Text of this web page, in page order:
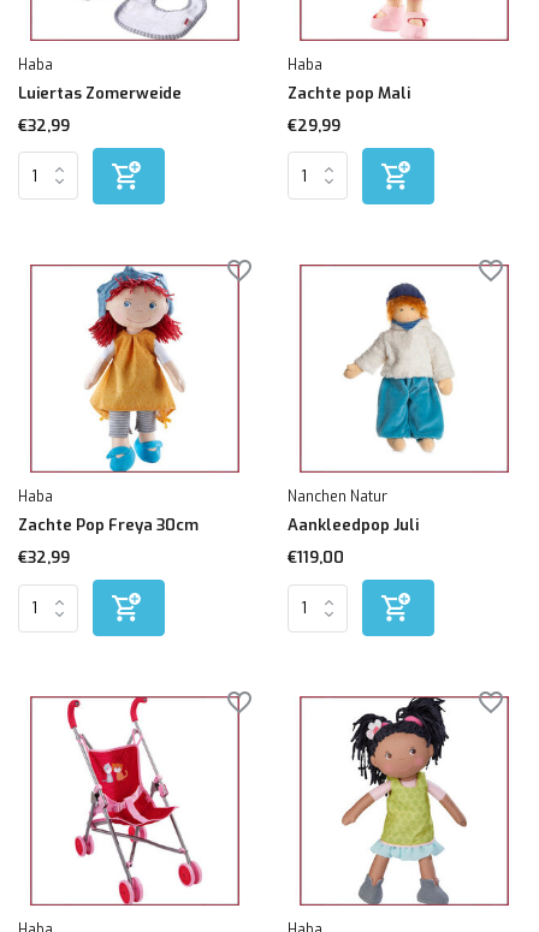
Haba
Luiertas Zomerweide
€32,99
Haba
Zachte pop Mali
€29,99
Haba
Zachte Pop Freya 30cm
€32,99
Nanchen Natur
Aankleedpop Juli
€119,00